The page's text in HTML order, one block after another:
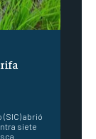
abrió
siete